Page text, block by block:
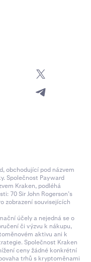
obchodující pod názvem
Společnost Payward
Kraken, podléhá
70 Sir John Rogerson’s
zobrazení souvisejících
účely a nejedná se o
či výzvu k nákupu,
aktivu ani k
Společnost Kraken
ceny žádné konkrétní
trhů s kryptoměnami